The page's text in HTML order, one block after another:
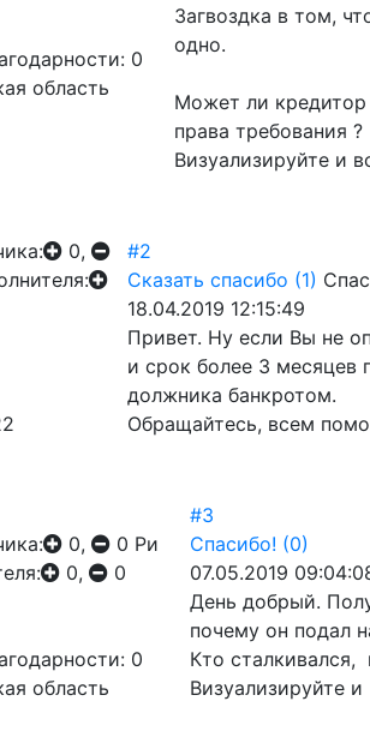
0
область
Загвоздка в том,
одно.
Может ли кредитор
права требования ?
Визуализируйте и
0,
#2
Сказать спасибо (1)
18.04.2019 12:15:49
Привет. Ну если Вы не
и срок более 3 месяцев
должника банкротом.
Обращайтесь, всем
0, 0 Ри
0, 0
0
область
#3
Спасибо! (0)
07.05.2019
День добрый.
почему он подал
Кто сталкивался,
Визуализируйте и